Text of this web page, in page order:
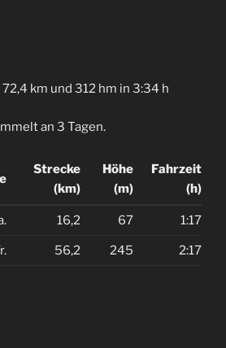
km und 312 hm in 3:34 h
an 3 Tagen.
Strecke
(km)
Höhe
(m)
Fahrzeit
(h)
16,2 67 1:17
56,2 245 2:17